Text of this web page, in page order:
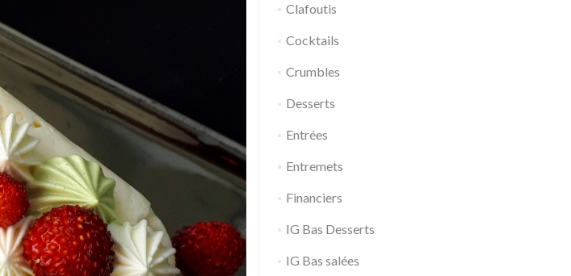
Clafoutis
Cocktails
Crumbles
Desserts
Entrées
Entremets
Financiers
IG Bas Desserts
IG Bas salées